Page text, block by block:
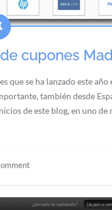
cupones
se ha lanzado este año
también desde
de este blog, en uno